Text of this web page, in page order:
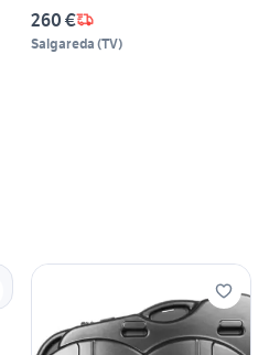
260 €
Salgareda (TV)